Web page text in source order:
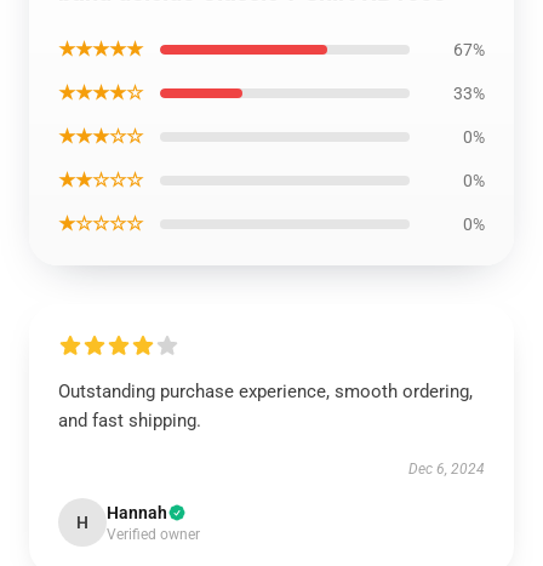
★★★★★ 67%
★★★★☆ 33%
★★★☆☆ 0%
★★☆☆☆ 0%
★☆☆☆☆ 0%
Outstanding purchase experience, smooth ordering,
and fast shipping.
Dec 6, 2024
H Hannah
Verified owner